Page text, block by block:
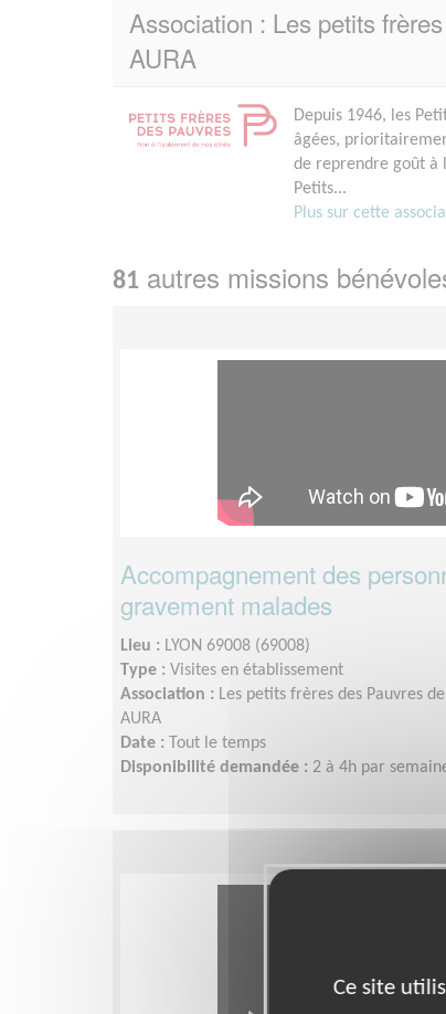
Association : Les petits
AURA
Depuis 1946, les
âgées,
de reprendre goût à
Petits...
Plus sur cette
81 autres missions
Accompagnement des
gravement malades
Lieu : LYON 69008 (69008)
Type : Visites en établissement
Association : Les petits frères des Pauvres
AURA
Date : Tout le temps
Disponibilité demandée : 2 à 4h par
Ce site